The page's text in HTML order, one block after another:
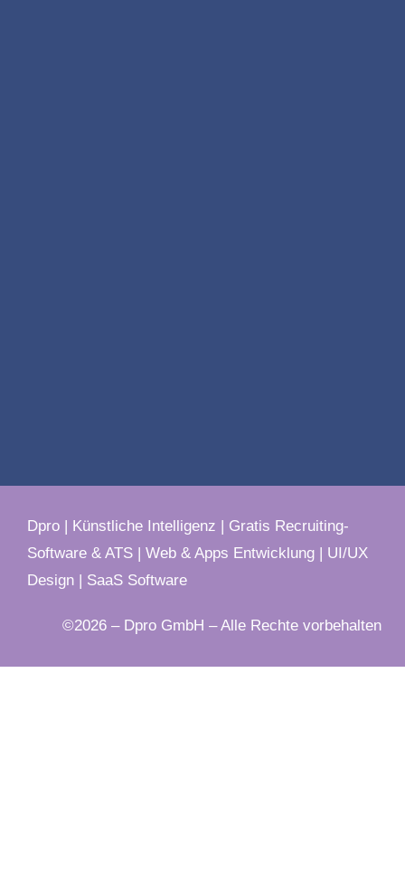
Dpro | Künstliche Intelligenz | Gratis Recruiting-
Software & ATS | Web & Apps Entwicklung | UI/UX
Design | SaaS Software
©2026 – Dpro GmbH – Alle Rechte vorbehalten